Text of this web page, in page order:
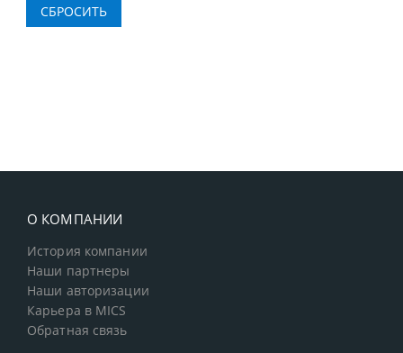
О КОМПАНИИ
История компании
Наши партнеры
Наши авторизации
Карьера в MICS
Обратная связь